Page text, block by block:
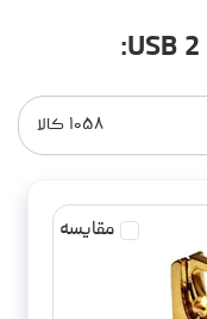
۱۰۵۸ کالا
مقایسه